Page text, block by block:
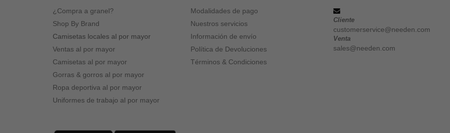
¿Compra a granel?
Shop By Brand
Camisetas locales al por mayor
Ventas al por mayor
Camisetas al por mayor
Gorras & gorros al por mayor
Ropa deportiva al por mayor
Uniformes de trabajo al por mayor
Modalidades de pago
Nuestros servicios
Información de envío
Política de Devoluciones
Términos & Condiciones
Cliente
customerservice@needen.com
Venta
sales@needen.com